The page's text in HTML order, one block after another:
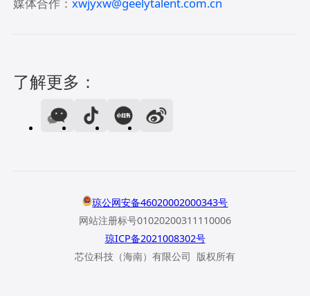
媒体合作：xwjyxw@geelytalent.com.cn
了解更多：
琼公网安备46020002000343号
网站注册标号01020200311110006
琼ICP备2021008302号
芯位科技（海南）有限公司 版权所有